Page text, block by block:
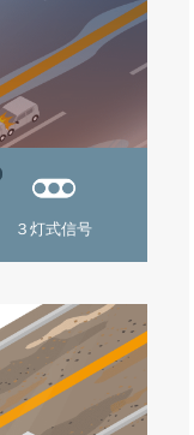
３灯式信号